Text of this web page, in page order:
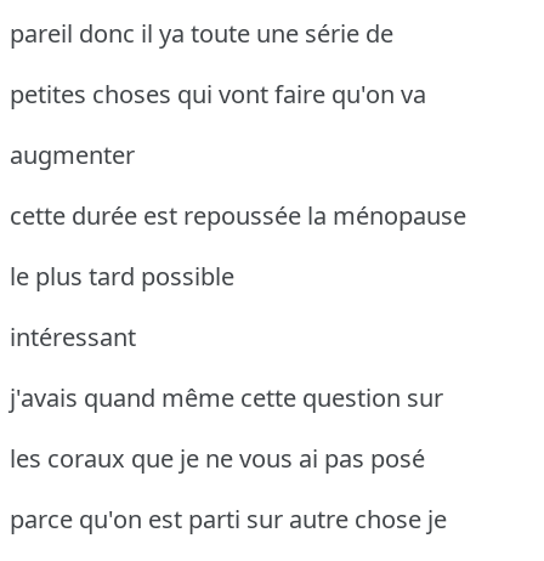
pareil donc il ya toute une série de
petites choses qui vont faire qu'on va
augmenter
cette durée est repoussée la ménopause
le plus tard possible
intéressant
j'avais quand même cette question sur
les coraux que je ne vous ai pas posé
parce qu'on est parti sur autre chose je